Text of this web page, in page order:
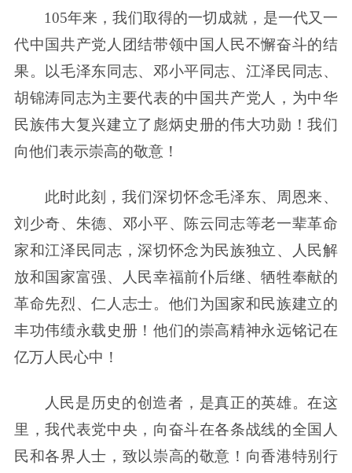
105年来，我们取得的一切成就，是一代又一
代中国共产党人团结带领中国人民不懈奋斗的结
果。以毛泽东同志、邓小平同志、江泽民同志、
胡锦涛同志为主要代表的中国共产党人，为中华
民族伟大复兴建立了彪炳史册的伟大功勋！我们
向他们表示崇高的敬意！
此时此刻，我们深切怀念毛泽东、周恩来、
刘少奇、朱德、邓小平、陈云同志等老一辈革命
家和江泽民同志，深切怀念为民族独立、人民解
放和国家富强、人民幸福前仆后继、牺牲奉献的
革命先烈、仁人志士。他们为国家和民族建立的
丰功伟绩永载史册！他们的崇高精神永远铭记在
亿万人民心中！
人民是历史的创造者，是真正的英雄。在这
里，我代表党中央，向奋斗在各条战线的全国人
民和各界人士，致以崇高的敬意！向香港特别行